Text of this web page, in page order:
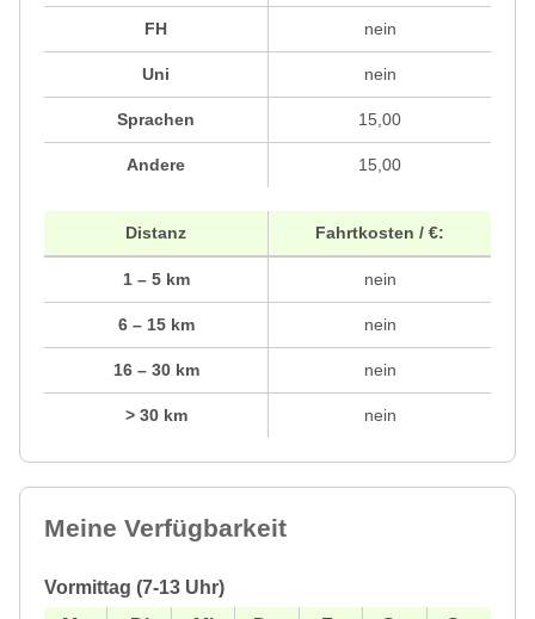
FH
Uni
Sprachen
Andere
nein
nein
15,00
15,00
Distanz
1 – 5 km
6 – 15 km
16 – 30 km
> 30 km
Fahrtkosten / €:
nein
nein
nein
nein
Meine Verfügbarkeit
Vormittag (7-13 Uhr)